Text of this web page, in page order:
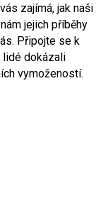
zajímá, jak naši
jejich příběhy
Připojte se k
lidé dokázali
vymožeností.